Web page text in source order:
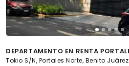
Tokio S/N, Portales Norte, Benito Juárez